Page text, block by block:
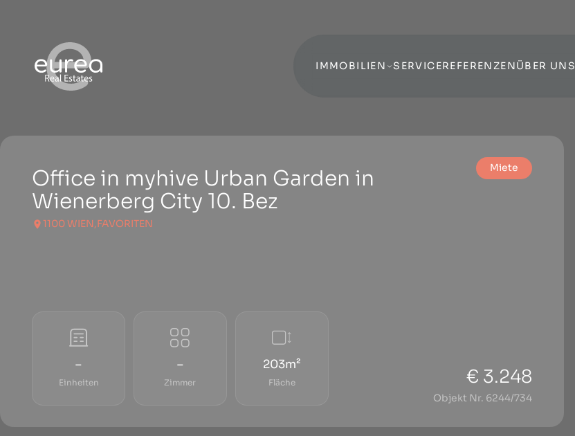
IMMOBILIEN SERVICEREFERENZENÜBER UNS
Miete
Office in myhive Urban Garden in
Wienerberg City 10. Bez
1100 WIEN,FAVORITEN
–
Einheiten
–
Zimmer
203m²
Fläche € 3.248
Objekt Nr. 6244/734